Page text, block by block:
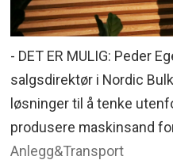
- DET ER MULIG: Peder
salgsdirektør i Nordic
løsninger til å tenke
produsere maskinsand
Anlegg&Transport